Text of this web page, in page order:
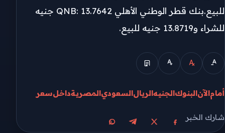
للبيع.بنك قطر الوطني الأهلي QNB: 13.7642 جنيه
للشراء و13.8719 جنيه للبيع.
أمامالآنالبنوكالجنيهالريالالسعوديالمصريةداخلسعر
شارك الخبر
مشاركة على فيسبوك
مشاركة على Xمشاركة على تيليجرام
مشاركة على واتساب